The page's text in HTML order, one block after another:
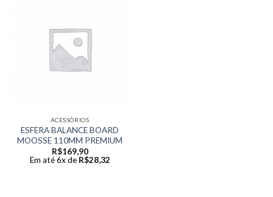
ACESSÓRIOS
ESFERA BALANCE BOARD
MOOSSE 110MM PREMIUM
R$169,90
Em até 6x de R$28,32